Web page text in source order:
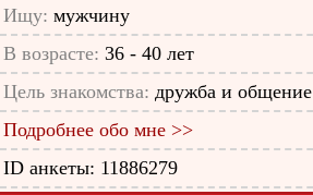
Ищу: мужчину
В возрасте: 36 - 40 лет
Цель знакомства: дружба и общение
Подробнее обо мне >>
ID анкеты: 11886279